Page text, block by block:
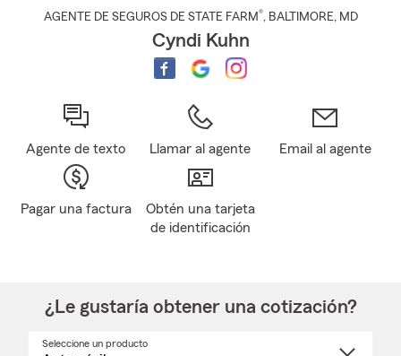
AGENTE DE SEGUROS DE STATE FARM®, BALTIMORE, MD
Cyndi Kuhn
Agente de texto Llamar al agente Email al agente
Pagar una factura
Obtén una tarjeta
de identificación
¿Le gustaría obtener una cotización?
Seleccione un producto